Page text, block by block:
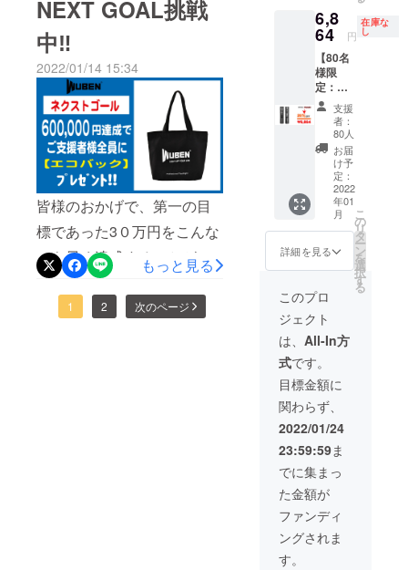
げます！
NEXT GOALとして600,000
円を達成することができま
した!!本当にありがとうござ
いました。25日より発送準
備に取り掛かります。尚、
住所変更、住所間違いがな
いか、ご確認いただけます
と幸いです。また、発送後
に住所間違えで商品転送さ
れた場合、再度送料負担
は、お客様負担とさせて頂
きますのでご了承くださ
NEXT GOAL挑戦
中‼
2022/01/14 15:34
皆様のおかげで、第一の目
標であった3０万円をこんな
にも早く達成することがで
きました！本当に本当にあ
りがとうございます。こん
もっと見る
1 2 次のページ
電池) ・
スト
・予備
防水
パッキ
ン ・
USB
Type-C
充電
ケーブ
ル ・取
扱説明
※2022
年1月中
にお届
すが、
配送状
況によ
る可能
性もご
ざいま
す。 ※
商品の
デザイ
ンに関
ては一
部変更
可能性
送料込
【6,006
円 税
込・送
料込】
＜セッ
トの詳
細＞ ・
WUBE
N製フ
ラッ
シュラ
イト
「D1」
ABE34
00T(18
650リチ
オン充
スト
ラップ
・予備
防水
パッキ
ン ・
USB
Type-C
ケーブ
ル ・取
扱説明
書
※2022
年1月中
にお届
6,8
64 円
在庫な
し
【80名
様限
定：早
割
20％OF
WUBE
N
D1
× １点
＜一般
販売予
定価格
8,580円
の 20%
税込・
送料込
【6,864
円 税
込・送
料込】
＜セッ
トの詳
細＞ ・
WUBE
N製フ
ラッ
シュラ
イト
「D1」
・
ABE34
00T(18
支援
者：
80人
お届
け予
定：
2022
年01
月
詳細を見る
こ
の
リ
タ
ー
ン
を
選
択
す
る
このプロ
ジェクト
は、 All-In方
式です。
目標金額に
関わらず、
2022/01/24
23:59:59ま
でに集まっ
た金額が
ファンディ
ングされま
す。